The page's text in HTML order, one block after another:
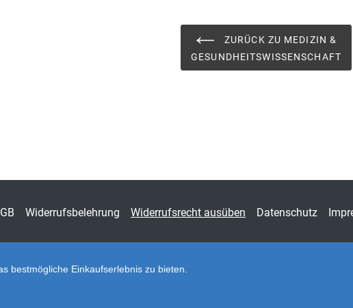
ZURÜCK ZU MEDIZIN &
GESUNDHEITSWISSENSCHAFT
Widerrufsbelehrung Widerrufsrecht ausüben Datenschutz
bestmögliche Einkaufserlebnis zu bieten.